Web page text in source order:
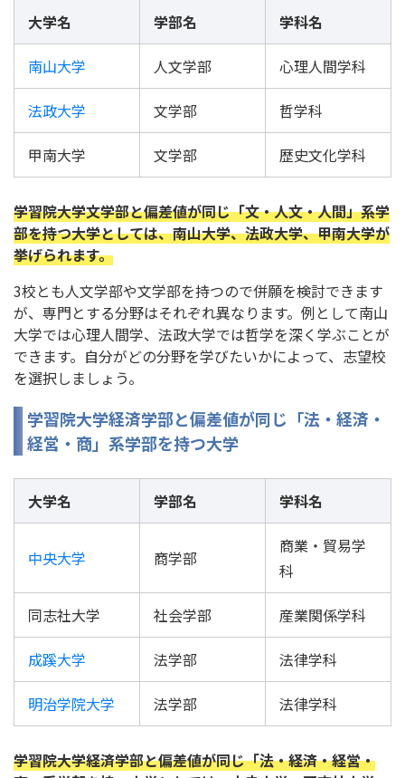
大学名 学部名 学科名
南山大学 人文学部 心理人間学科
法政大学 文学部 哲学科
甲南大学 文学部 歴史文化学科
学習院大学文学部と偏差値が同じ「文・人文・人間」系学
部を持つ大学としては、南山大学、法政大学、甲南大学が
挙げられます。
3校とも人文学部や文学部を持つので併願を検討できます
が、専門とする分野はそれぞれ異なります。例として南山
大学では心理人間学、法政大学では哲学を深く学ぶことが
できます。自分がどの分野を学びたいかによって、志望校
を選択しましょう。
学習院大学経済学部と偏差値が同じ「法・経済・
経営・商」系学部を持つ大学
大学名 学部名 学科名
中央大学 商学部
商業・貿易学
科
同志社大学 社会学部 産業関係学科
成蹊大学 法学部 法律学科
明治学院大学 法学部 法律学科
学習院大学経済学部と偏差値が同じ「法・経済・経営・